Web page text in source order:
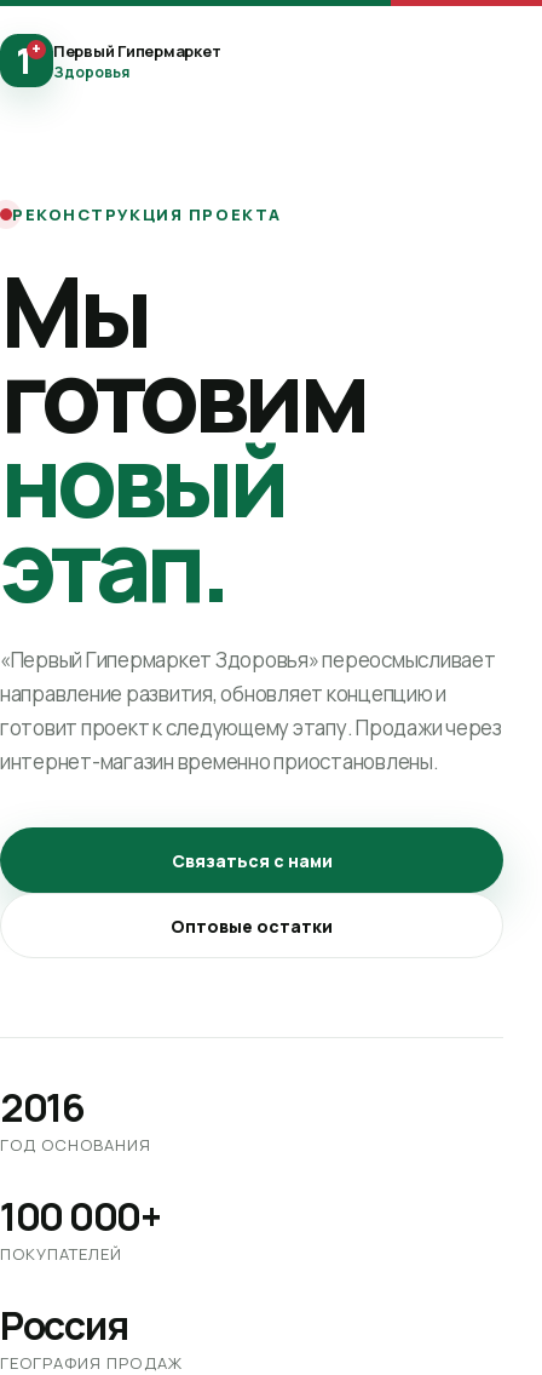
1+ Первый Гипермаркет
Здоровья
РЕКОНСТРУКЦИЯ ПРОЕКТА
Мы
готовим
новый
этап.
«Первый Гипермаркет Здоровья» переосмысливает
направление развития, обновляет концепцию и
готовит проект к следующему этапу. Продажи через
интернет-магазин временно приостановлены.
Связаться с нами
Оптовые остатки
2016
ГОД ОСНОВАНИЯ
100 000+
ПОКУПАТЕЛЕЙ
Россия
ГЕОГРАФИЯ ПРОДАЖ